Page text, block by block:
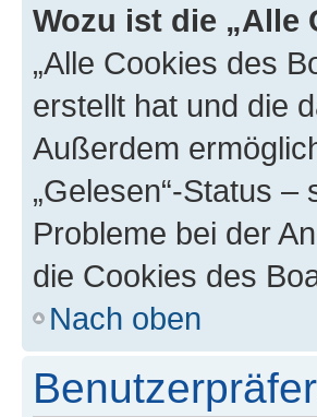
Wozu ist die „Alle
„Alle Cookies des
erstellt hat und die
Außerdem
„Gelesen“-Status
Probleme bei der
die Cookies des
Nach oben